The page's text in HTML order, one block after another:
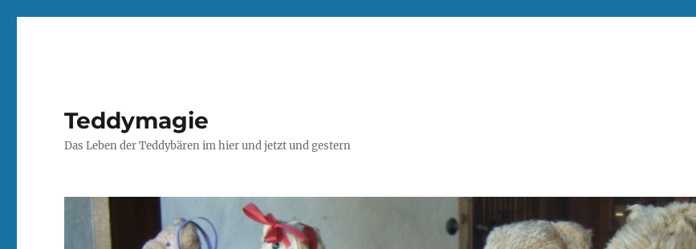
Teddymagie
Das Leben der Teddybären im hier und jetzt und gestern